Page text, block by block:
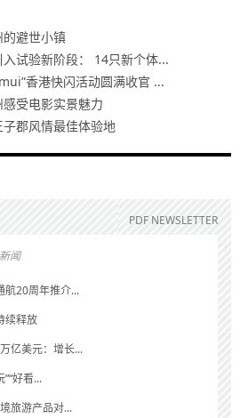
避世小镇
试验新阶段： 14只新个体...
香港快闪活动圆满收官 ...
受电影实景魅力
郡风情最佳体验地
PDF NEWSLETTER
闻
航20周年推介...
续释放
亿美元：增长...
”“好看...
旅游产品对...